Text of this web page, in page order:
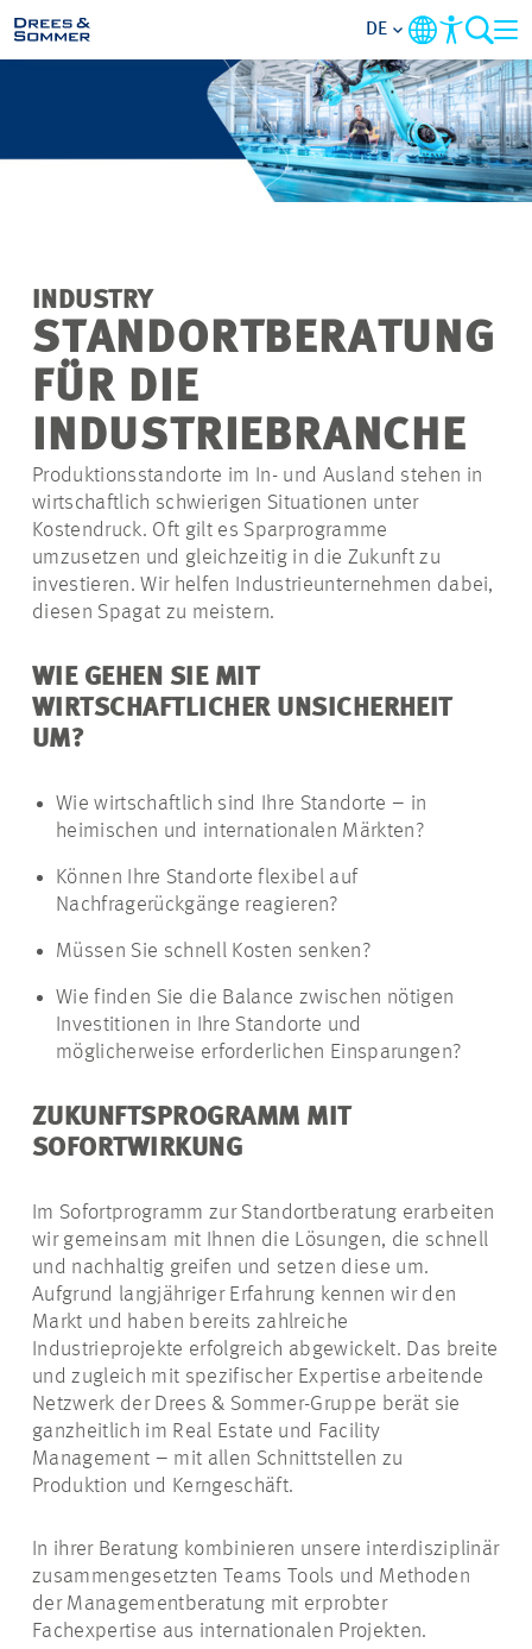
MARKETS
SERVICES
IM FOKUS
PROJEKTE
KONTAKT
DE
INDUSTRY
STANDORTBERATUNG
FÜR DIE
INDUSTRIEBRANCHE
Produktionsstandorte im In- und Ausland stehen in
wirtschaftlich schwierigen Situationen unter
Kostendruck. Oft gilt es Sparprogramme
umzusetzen und gleichzeitig in die Zukunft zu
investieren. Wir helfen Industrieunternehmen dabei,
diesen Spagat zu meistern.
WIE GEHEN SIE MIT
WIRTSCHAFTLICHER UNSICHERHEIT
UM?
Wie wirtschaftlich sind Ihre Standorte – in
heimischen und internationalen Märkten?
Können Ihre Standorte flexibel auf
Nachfragerückgänge reagieren?
Müssen Sie schnell Kosten senken?
Wie finden Sie die Balance zwischen nötigen
Investitionen in Ihre Standorte und
möglicherweise erforderlichen Einsparungen?
ZUKUNFTSPROGRAMM MIT
SOFORTWIRKUNG
Im Sofortprogramm zur Standortberatung erarbeiten
wir gemeinsam mit Ihnen die Lösungen, die schnell
und nachhaltig greifen und setzen diese um.
Aufgrund langjähriger Erfahrung kennen wir den
Markt und haben bereits zahlreiche
Industrieprojekte erfolgreich abgewickelt. Das breite
und zugleich mit spezifischer Expertise arbeitende
Netzwerk der Drees & Sommer-Gruppe berät sie
ganzheitlich im Real Estate und Facility
Management – mit allen Schnittstellen zu
Produktion und Kerngeschäft.
In ihrer Beratung kombinieren unsere interdisziplinär
zusammengesetzten Teams Tools und Methoden
der Managementberatung mit erprobter
Fachexpertise aus internationalen Projekten.